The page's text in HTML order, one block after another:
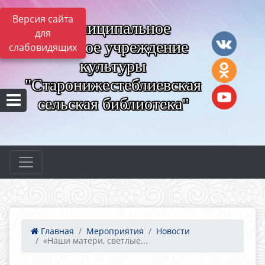
Версия сайта
для
слабовидящих
Муниципальное
казённое учреждение
культуры
"Старонижестеблиевская
сельская библиотека"
Главная Мероприятия
Новости
«Наши матери, светлые...